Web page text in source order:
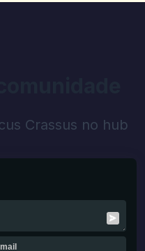
Crassus no hub